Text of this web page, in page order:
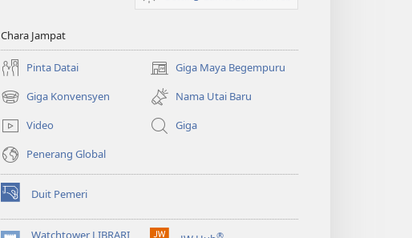
Chara Jampat
Pinta Datai Giga Maya Begempuru
(opens
new
window)
Giga Konvensyen
(opens
new
window)
Nama Utai Baru
Video
Giga
Penerang Global
Duit Pemeri
(opens
new
window)Watchtower LIBRARI ®